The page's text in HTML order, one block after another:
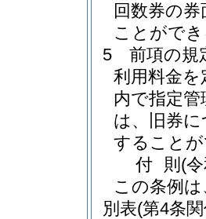
回数券の
ことがで
5
前項の規
利用料金
内で指定
は、旧券
すること
付 則 (
この条例
別表(第4条